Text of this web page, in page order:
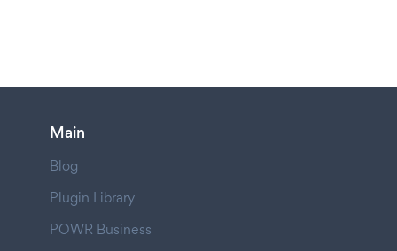
Main
Blog
Plugin Library
POWR Business